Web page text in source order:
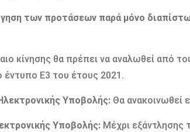
των προτάσεων παρά μόνο
κίνησης θα πρέπει να αναλωθεί από
έντυπο Ε3 του έτους 2021.
Υποβολής: Θα ανακοινωθεί
Υποβολής: Μέχρι εξάντλησης